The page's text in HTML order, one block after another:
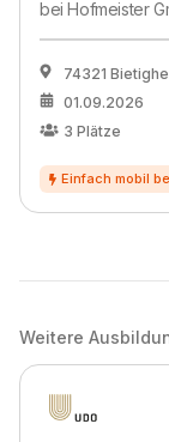
beiHofmeister
74321
01.09.2026
3 Plätze
Weitere